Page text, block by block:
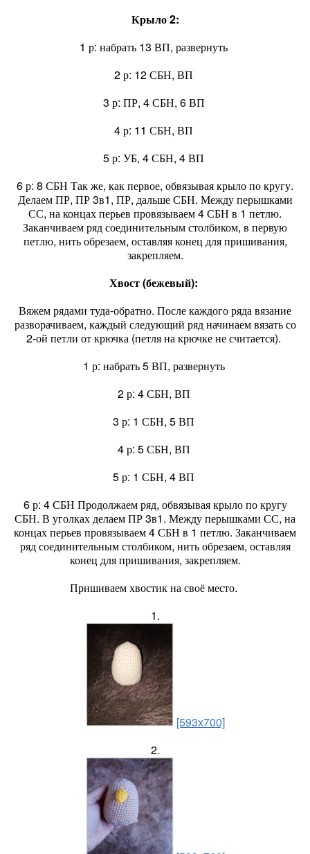
Крыло 2:
1 р: набрать 13 ВП, развернуть
2 р: 12 СБН, ВП
3 р: ПР, 4 СБН, 6 ВП
4 р: 11 СБН, ВП
5 р: УБ, 4 СБН, 4 ВП
6 р: 8 СБН Так же, как первое, обвязывая крыло по кругу.
Делаем ПР, ПР 3в1, ПР, дальше СБН. Между перышками
СС, на концах перьев провязываем 4 СБН в 1 петлю.
Заканчиваем ряд соединительным столбиком, в первую
петлю, нить обрезаем, оставляя конец для пришивания,
закрепляем.
Хвост (бежевый):
Вяжем рядами туда-обратно. После каждого ряда вязание
разворачиваем, каждый следующий ряд начинаем вязать со
2-ой петли от крючка (петля на крючке не считается).
1 р: набрать 5 ВП, развернуть
2 р: 4 СБН, ВП
3 р: 1 СБН, 5 ВП
4 р: 5 СБН, ВП
5 р: 1 СБН, 4 ВП
6 р: 4 СБН Продолжаем ряд, обвязывая крыло по кругу
СБН. В уголках делаем ПР 3в1. Между перышками СС, на
концах перьев провязываем 4 СБН в 1 петлю. Заканчиваем
ряд соединительным столбиком, нить обрезаем, оставляя
конец для пришивания, закрепляем.
Пришиваем хвостик на своё место.
1.
[593x700]
2.